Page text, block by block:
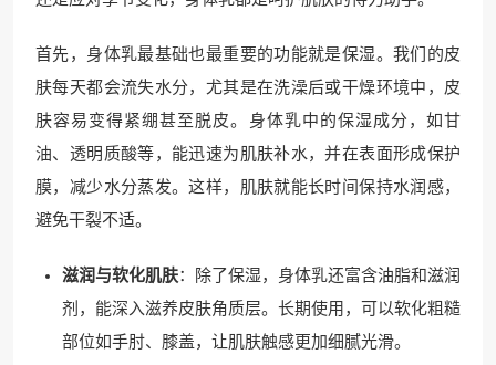
首先，身体乳最基础也最重要的功能就是保湿。我们的皮
肤每天都会流失水分，尤其是在洗澡后或干燥环境中，皮
肤容易变得紧绷甚至脱皮。身体乳中的保湿成分，如甘
油、透明质酸等，能迅速为肌肤补水，并在表面形成保护
膜，减少水分蒸发。这样，肌肤就能长时间保持水润感，
避免干裂不适。
滋润与软化肌肤：除了保湿，身体乳还富含油脂和滋润
剂，能深入滋养皮肤角质层。长期使用，可以软化粗糙
部位如手肘、膝盖，让肌肤触感更加细腻光滑。